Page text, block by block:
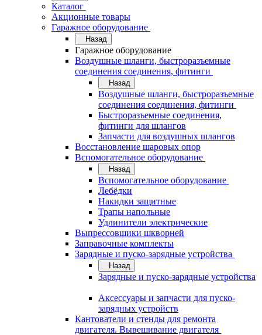
Каталог
Акционные товары
Гаражное оборудование
Назад
Гаражное оборудование
Воздушные шланги, быстроразъемные
соединения соединения, фитинги
Назад
Воздушные шланги, быстроразъемные
соединения соединения, фитинги
Быстроразъемные соединения,
фитинги для шлангов
Запчасти для воздушных шлангов
Восстановление шаровых опор
Вспомогательное оборудование
Назад
Вспомогательное оборудование
Лебёдки
Накидки защитные
Трапы напольные
Удлинители электрические
Выпрессовщики шкворней
Заправочные комплекты
Зарядные и пуско-зарядные устройства
Назад
Зарядные и пуско-зарядные устройства
Аксессуары и запчасти для пуско-
зарядных устройств
Кантователи и стенды для ремонта
двигателя. Вывешивание двигателя